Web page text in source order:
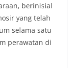
berinisial
yang telah
selama satu
perawatan di